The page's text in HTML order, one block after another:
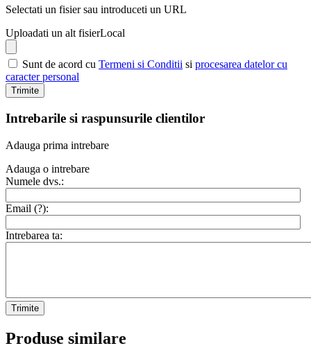
Selectati un fisier sau introduceti un URL
Uploadati un alt fisierLocal
Sunt de acord cu Termeni si Conditii si procesarea datelor cu
caracter personal
Trimite
Intrebarile si raspunsurile clientilor
Adauga prima intrebare
Adauga o intrebare
Numele dvs.:
Email (?):
Intrebarea ta:
Trimite
Produse similare